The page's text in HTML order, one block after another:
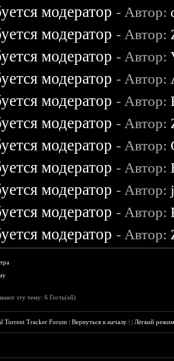
модератор - Автор:
модератор - Автор:
модератор - Автор:
модератор - Автор:
модератор - Автор:
модератор - Автор:
модератор - Автор:
модератор - Автор:
модератор - Автор:
модератор - Автор:
модератор - Автор:
эту тему: 6 Гость(ей)
Torrent Tracker Forum |Вернуться к началу ||Лёгкий